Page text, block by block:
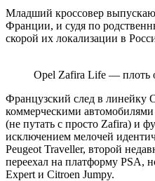
Младший кроссовер
Франции, и судя по
скорой их локализации в
Opel Zafira Life — плоть
Французский след в линейку
коммерческими
(не путать с просто Zafira) и
исключением мелочей
Peugeot Traveller, второй
переехал на платформу PSA,
Expert и Citroen Jumpy.